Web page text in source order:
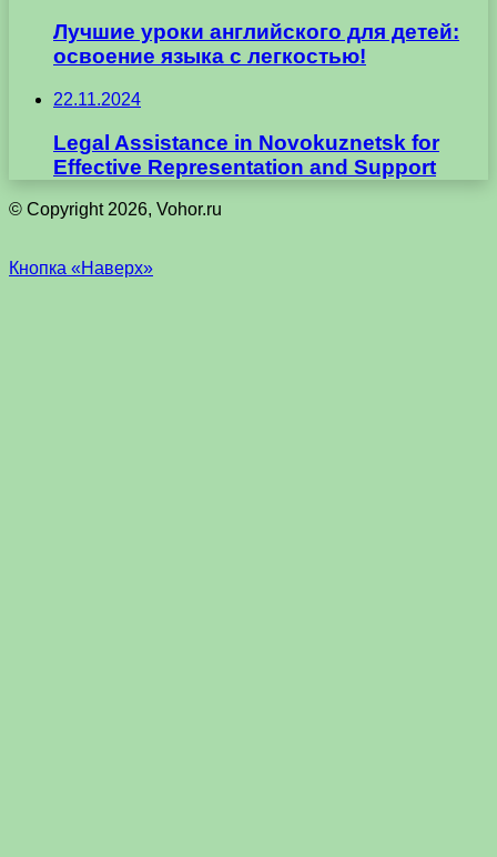
Лучшие уроки английского для детей:
освоение языка с легкостью!
22.11.2024
Legal Assistance in Novokuznetsk for
Effective Representation and Support
© Copyright 2026, Vohor.ru
Кнопка «Наверх»